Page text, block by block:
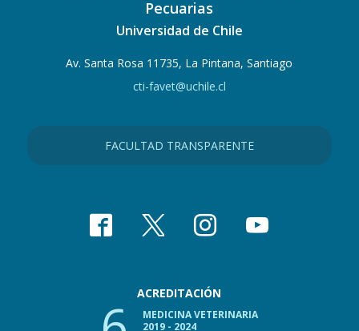
Pecuarias
Universidad de Chile
Av. Santa Rosa 11735, La Pintana, Santiago
cti-favet@uchile.cl
FACULTAD TRANSPARENTE
ACREDITACIÓN
MEDICINA VETERINARIA
2019 - 2024